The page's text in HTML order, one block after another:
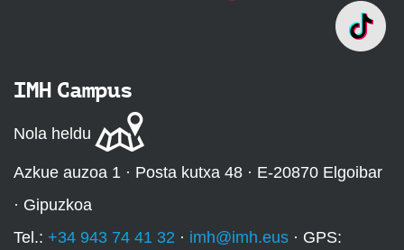
IMH Campus
Nola heldu
Azkue auzoa 1 · Posta kutxa 48 · E-20870 Elgoibar
· Gipuzkoa
Tel.: +34 943 74 41 32 · imh@imh.eus · GPS: